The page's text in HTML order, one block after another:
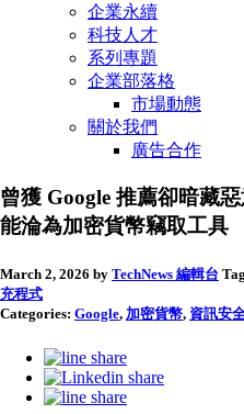
企業永續
科技人才
系列專題
企業部落格
市場動態
關於我們
廣告合作
曾獲 Google 推薦卻暗藏
能淪為加密貨幣竊取工具
March 2, 2026 by TechNews 編輯台
充程式
Categories: Google, 加密貨幣, 資訊安